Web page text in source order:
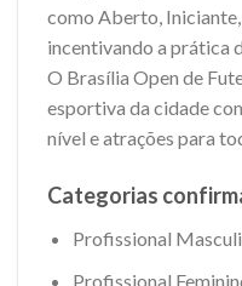
como Aberto,
incentivando a prática
O Brasília Open de
esportiva da cidade
nível e atrações para
Categorias
Profissional
Profissional